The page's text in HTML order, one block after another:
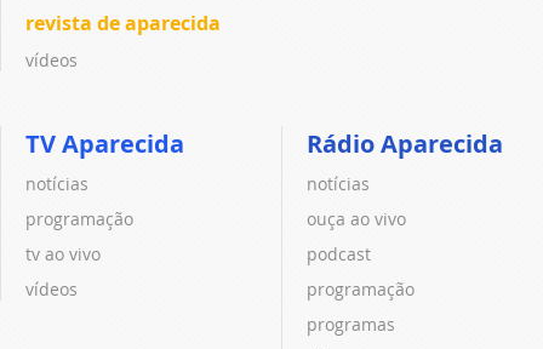
revista de aparecida
vídeos
TV Aparecida
notícias
programação
tv ao vivo
vídeos
Rádio Aparecida
notícias
ouça ao vivo
podcast
programação
programas